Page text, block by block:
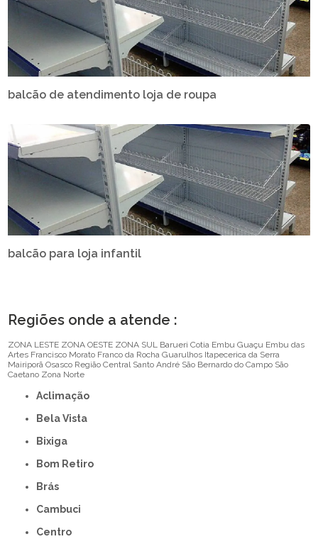
balcão de atendimento loja de roupa
balcão para loja infantil
Regiões onde a atende :
ZONA LESTE ZONA OESTE ZONA SUL Barueri Cotia Embu Guaçu Embu das
Artes Francisco Morato Franco da Rocha Guarulhos Itapecerica da Serra
Mairiporã Osasco Região Central Santo André São Bernardo do Campo São
Caetano Zona Norte
Aclimação
Bela Vista
Bixiga
Bom Retiro
Brás
Cambuci
Centro